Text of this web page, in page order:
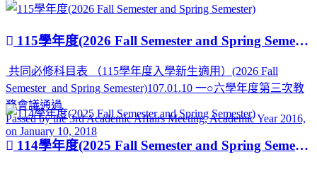
115學年度(2026 Fall Semester and Spring Semester)
共同必修科目表 （115學年度入學新生適用）(2026 Fall
Semester and Spring Semester)107.01.10 一○六學年度第三次教
務會議通過
Passed by the 3rd Academic Affairs Meeting, Academic Year 2016,
on January 10, 2018
114學年度(2025 Fall Semester and Spring Semester)